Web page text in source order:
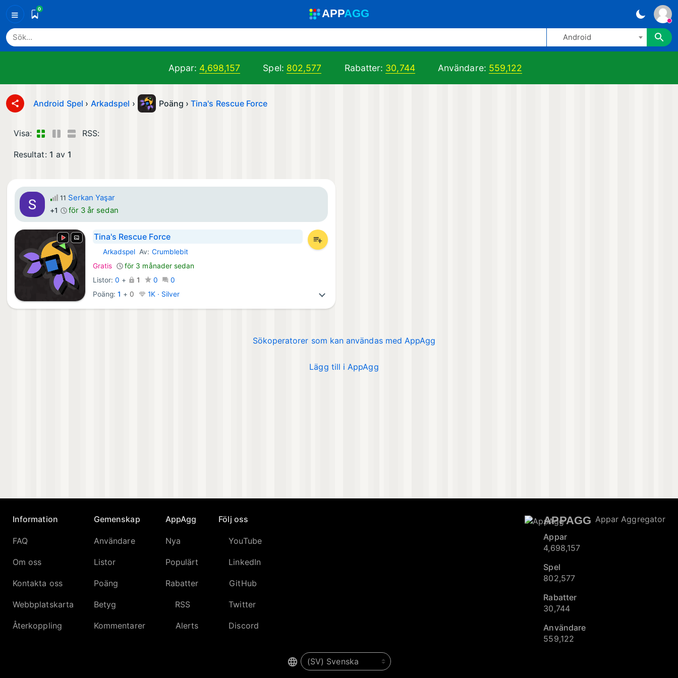
≡ 0 APPAGG
Android
Appar: 4,698,157 Spel: 802,577 Rabatter: 30,744 Användare: 559,122
Android Spel › Arkadspel › Poäng ›Tina's Rescue Force
Visa: RSS:
Resultat: 1 av 1
11 Serkan Yaşar
+1 för 3 år sedan
Tina's Rescue Force
Android Spel:
Arkadspel Av: Crumblebit
Gratis
för 3 månader sedan
Listor:0 + 1 0
0
Poäng: 1 + 0 1K · Silver
Sökoperatorer som kan användas med AppAgg
Lägg till i AppAgg
Information
FAQ
Om oss
Kontakta oss
Webbplatskarta
Återkoppling
Gemenskap
Användare
Listor
Poäng
Betyg
Kommentarer
AppAgg
Nya
Populärt
Rabatter
RSS
Alerts
Följ oss
YouTube
LinkedIn
GitHub
Twitter
Discord
APPAGG Appar Aggregator
Appar
4,698,157
Spel
802,577
Rabatter
30,744
Användare
559,122